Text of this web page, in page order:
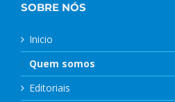
SOBRE NÓS
Inicio
Quem somos
Editoriais